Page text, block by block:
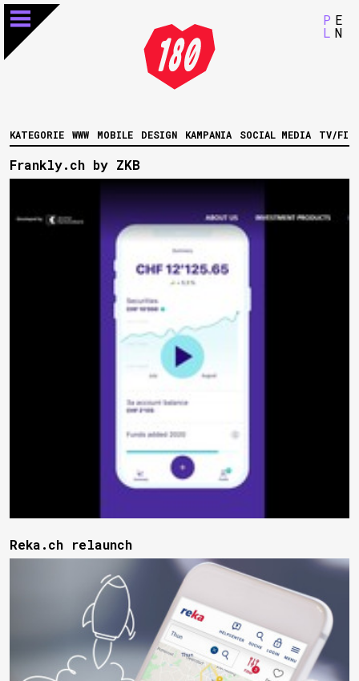
P
L
E
N
KATEGORIE WWW MOBILE DESIGN KAMPANIA SOCIAL MEDIA TV/
Frankly.ch by ZKB
Reka.ch relaunch